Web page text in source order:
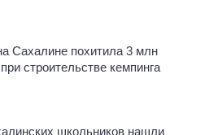
Сахалине похитила 3 млн
строительстве кемпинга
школьников нашли